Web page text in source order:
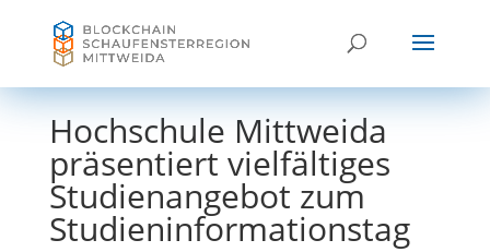
Hochschule Mittweida
präsentiert vielfältiges
Studienangebot zum
Studieninformationstag